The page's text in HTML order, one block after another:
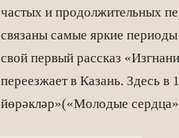
частых и продолжительных
связаны самые яркие
свой первый рассказ
переезжает в Казань. Здесь
йөрәкләр»(«Молодые